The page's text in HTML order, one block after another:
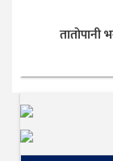
तातोपानी